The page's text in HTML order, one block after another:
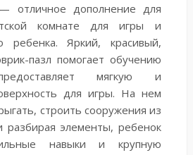
отличное дополнение для
комнате для игры и
ребенка. Яркий, красивый,
пазл помогает обучению
мягкую и
для игры. На нем
строить сооружения из
разбирая элементы, ребенок
навыки и крупную